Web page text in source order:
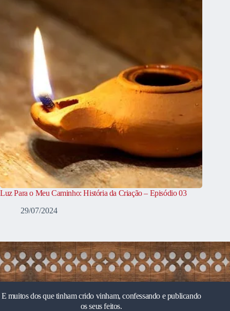
Luz Para o Meu Caminho: História da Criação – Episódio 03
29/07/2024
E muitos dos que tinham crido vinham, confessando e publicando
os seus feitos.